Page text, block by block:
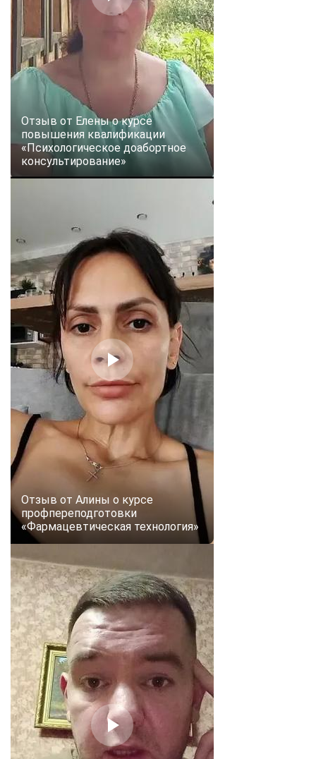
Отзыв от Елены о курсе
повышения квалификации
«Психологическое доабортное
консультирование»
Отзыв от Алины о курсе
профпереподготовки
«Фармацевтическая технология»
ChatApp
online
Мессенджеры
Свяжитесь с нами через любой удобный мессенджер!